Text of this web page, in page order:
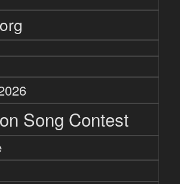
Song Contest